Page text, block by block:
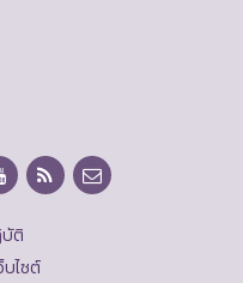
ติ
บไซต์